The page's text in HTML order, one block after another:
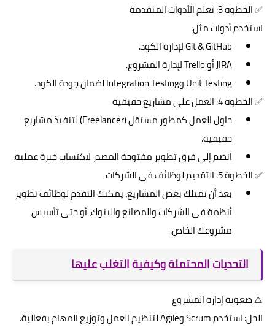
✅ الخطوة 3: تعلم الأدوات المتقدمة
استخدم أدوات مثل:
Git & GitHub لإدارة الكود.
JIRA أو Trello لإدارة المشروع.
Unit Testing وIntegration Testing لضمان جودة الكود.
✅ الخطوة 4: العمل على مشاريع حقيقية
حاول العمل كمطور مستقل (Freelancer) لتنفيذ مشاريع
حقيقية.
انضم إلى فرق تطوير مفتوحة المصدر لاكتساب خبرة عملية.
✅ الخطوة 5: التقديم لوظائف في الشركات
بعد أن تمتلك بعض المشاريع، يمكنك التقدم لوظائف تطوير
أنظمة في الشركات والمصانع والبنوك، أو حتى تأسيس
مشروعك الخاص.
التحديات المحتملة وكيفية التغلب عليها
⚠️ صعوبة إدارة المشروع
الحل: استخدم Scrum وAgile لتنظيم العمل وتوزيع المهام بفعالية.